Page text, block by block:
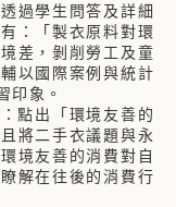
過學生問答及詳細
：「製衣原料對環
差，剝削勞工及童
以國際案例與統計
印象。
點出「環境友善的
將二手衣議題與永
境友善的消費對自
解在往後的消費行